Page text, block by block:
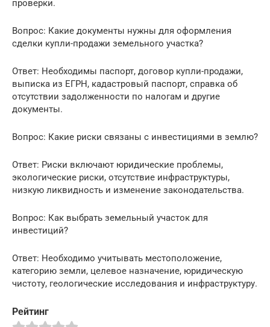
проверки.
Вопрос: Какие документы нужны для оформления
сделки купли-продажи земельного участка?
Ответ: Необходимы паспорт, договор купли-продажи,
выписка из ЕГРН, кадастровый паспорт, справка об
отсутствии задолженности по налогам и другие
документы.
Вопрос: Какие риски связаны с инвестициями в землю?
Ответ: Риски включают юридические проблемы,
экологические риски, отсутствие инфраструктуры,
низкую ликвидность и изменение законодательства.
Вопрос: Как выбрать земельный участок для
инвестиций?
Ответ: Необходимо учитывать местоположение,
категорию земли, целевое назначение, юридическую
чистоту, геологические исследования и инфраструктуру.
Рейтинг